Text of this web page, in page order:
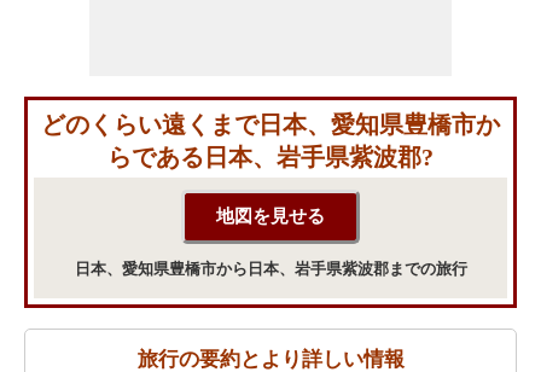
どのくらい遠くまで日本、愛知県豊橋市か
らである日本、岩手県紫波郡?
日本、愛知県豊橋市から日本、岩手県紫波郡までの旅行
旅行の要約とより詳しい情報